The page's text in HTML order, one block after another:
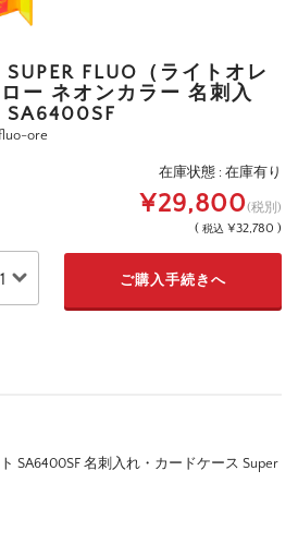
FLUO（ライトオレ
ー ネオンカラー 名刺入
SA6400SF
ore
在庫状態 : 在庫有り
¥29,800(税別)
( 税込 ¥32,780 )
SA6400SF 名刺入れ・カードケース Super